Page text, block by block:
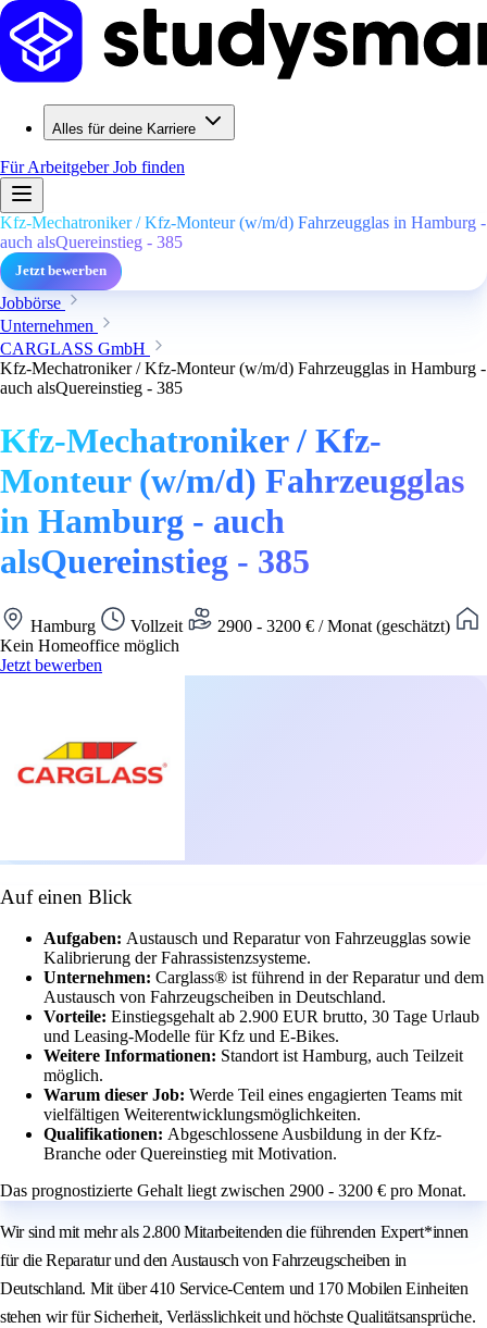
Alles für deine Karriere
Für ArbeitgeberJob finden
Kfz-Mechatroniker / Kfz-Monteur (w/m/d) Fahrzeugglas in Hamburg -
auch alsQuereinstieg - 385
Jetzt bewerben
Jobbörse
Unternehmen
CARGLASS GmbH
Kfz-Mechatroniker / Kfz-Monteur (w/m/d) Fahrzeugglas in Hamburg -
auch alsQuereinstieg - 385
Kfz-Mechatroniker / Kfz-
Monteur (w/m/d) Fahrzeugglas
in Hamburg - auch
alsQuereinstieg - 385
Hamburg Vollzeit
2900 - 3200 € / Monat (geschätzt)
Kein Homeoffice möglich
Jetzt bewerben
Auf einen Blick
Aufgaben: Austausch und Reparatur von Fahrzeugglas sowie
Kalibrierung der Fahrassistenzsysteme.
Unternehmen: Carglass® ist führend in der Reparatur und dem
Austausch von Fahrzeugscheiben in Deutschland.
Vorteile: Einstiegsgehalt ab 2.900 EUR brutto, 30 Tage Urlaub
und Leasing-Modelle für Kfz und E-Bikes.
Weitere Informationen: Standort ist Hamburg, auch Teilzeit
möglich.
Warum dieser Job: Werde Teil eines engagierten Teams mit
vielfältigen Weiterentwicklungsmöglichkeiten.
Qualifikationen: Abgeschlossene Ausbildung in der Kfz-
Branche oder Quereinstieg mit Motivation.
Das prognostizierte Gehalt liegt zwischen 2900 - 3200 € pro Monat.
Wir sind mit mehr als 2.800 Mitarbeitenden die führenden Expert*innen
für die Reparatur und den Austausch von Fahrzeugscheiben in
Deutschland. Mit über 410 Service-Centern und 170 Mobilen Einheiten
stehen wir für Sicherheit, Verlässlichkeit und höchste Qualitätsansprüche.